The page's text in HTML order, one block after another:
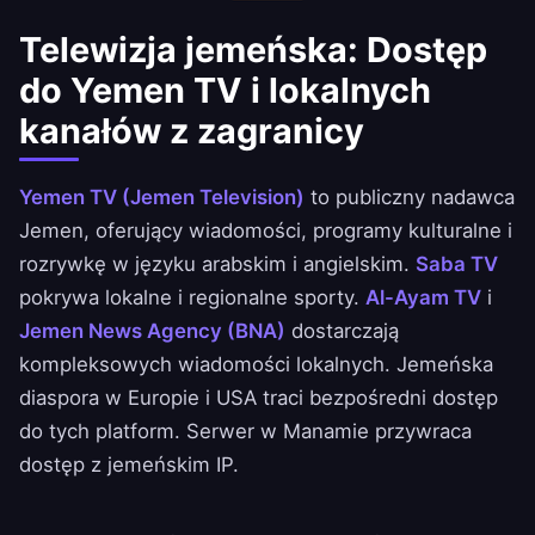
Telewizja jemeńska: Dostęp
do Yemen TV i lokalnych
kanałów z zagranicy
Yemen TV (Jemen Television) to publiczny nadawca
Jemen, oferujący wiadomości, programy kulturalne i
rozrywkę w języku arabskim i angielskim. Saba TV
pokrywa lokalne i regionalne sporty. Al-Ayam TV i
Jemen News Agency (BNA) dostarczają
kompleksowych wiadomości lokalnych. Jemeńska
diaspora w Europie i USA traci bezpośredni dostęp
do tych platform. Serwer w Manamie przywraca
dostęp z jemeńskim IP.